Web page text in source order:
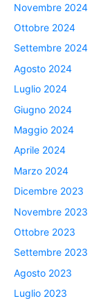
Novembre 2024
Ottobre 2024
Settembre 2024
Agosto 2024
Luglio 2024
Giugno 2024
Maggio 2024
Aprile 2024
Marzo 2024
Dicembre 2023
Novembre 2023
Ottobre 2023
Settembre 2023
Agosto 2023
Luglio 2023